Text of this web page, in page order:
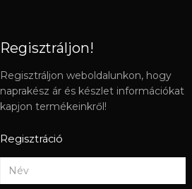
Regisztráljon!
Regisztráljon weboldalunkon, hogy
naprakész ár és készlet információkat
kapjon termékeinkről!
Regisztráció